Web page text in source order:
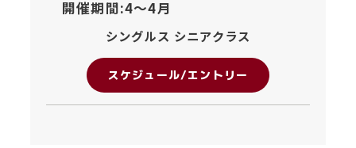
開催期間:4〜4月
シングルス シニアクラス
スケジュール/エントリー